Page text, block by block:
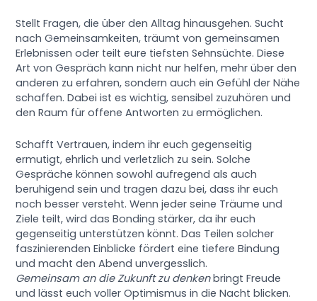
Stellt Fragen, die über den Alltag hinausgehen. Sucht
nach Gemeinsamkeiten, träumt von gemeinsamen
Erlebnissen oder teilt eure tiefsten Sehnsüchte. Diese
Art von Gespräch kann nicht nur helfen, mehr über den
anderen zu erfahren, sondern auch ein Gefühl der Nähe
schaffen. Dabei ist es wichtig, sensibel zuzuhören und
den Raum für offene Antworten zu ermöglichen.
Schafft Vertrauen, indem ihr euch gegenseitig
ermutigt, ehrlich und verletzlich zu sein. Solche
Gespräche können sowohl aufregend als auch
beruhigend sein und tragen dazu bei, dass ihr euch
noch besser versteht. Wenn jeder seine Träume und
Ziele teilt, wird das Bonding stärker, da ihr euch
gegenseitig unterstützen könnt. Das Teilen solcher
faszinierenden Einblicke fördert eine tiefere Bindung
und macht den Abend unvergesslich.
Gemeinsam an die Zukunft zu denkenbringt Freude
und lässt euch voller Optimismus in die Nacht blicken.